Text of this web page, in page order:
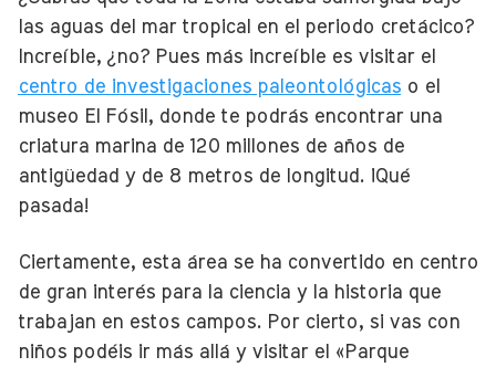
las aguas del mar tropical en el periodo cretácico?
Increíble, ¿no? Pues más increíble es visitar el
centro de investigaciones paleontológicas o el
museo El Fósil, donde te podrás encontrar una
criatura marina de 120 millones de años de
antigüedad y de 8 metros de longitud. ¡Qué
pasada!
Ciertamente, esta área se ha convertido en centro
de gran interés para la ciencia y la historia que
trabajan en estos campos. Por cierto, si vas con
niños podéis ir más allá y visitar el «Parque